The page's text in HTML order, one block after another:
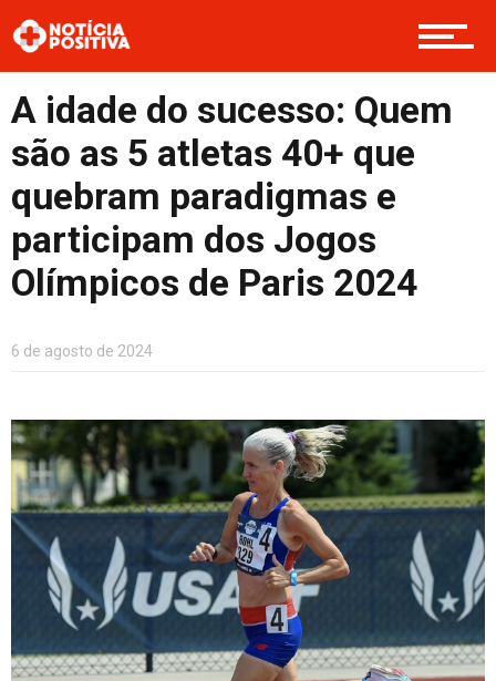
Opinião
Cultura
Entretenimento
Contato
A idade do sucesso: Quem
são as 5 atletas 40+ que
quebram paradigmas e
participam dos Jogos
Olímpicos de Paris 2024
6 de agosto de 2024